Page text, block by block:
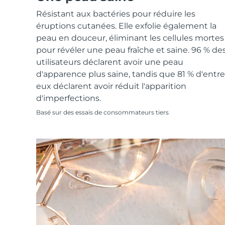
Résistant aux bactéries pour réduire les
éruptions cutanées. Elle exfolie également la
peau en douceur, éliminant les cellules mortes
pour révéler une peau fraîche et saine. 96 %
utilisateurs déclarent avoir une peau
d'apparence plus saine, tandis que 81 % d'entre
eux déclarent avoir réduit l'apparition
d'imperfections.
Basé sur des essais de consommateurs tiers
All acne treatment devices
All revitalizing eye massagers
Soins de la peau KIWI™
Advanced pore care essentials
For healthy hair
issa™ Teeth Whitening Gel
18% PAP
Cosmétiques Hommes
Acheter tout
FOREO APP
À PROPROS